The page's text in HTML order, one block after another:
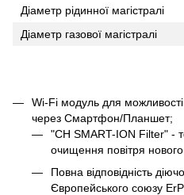
Діаметр рідинної магістралі
Діаметр газової магістралі
Wi-Fi модуль для
через Смартфон/Планшет;
"CH SMART-ION Filter" -
очищення повітря
Повна відповідність
Європейського союзу ErP